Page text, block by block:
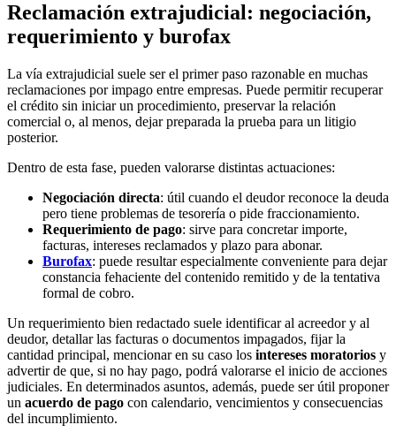
Reclamación extrajudicial: negociación,
requerimiento y burofax
La vía extrajudicial suele ser el primer paso razonable en muchas
reclamaciones por impago entre empresas. Puede permitir recuperar
el crédito sin iniciar un procedimiento, preservar la relación
comercial o, al menos, dejar preparada la prueba para un litigio
posterior.
Dentro de esta fase, pueden valorarse distintas actuaciones:
Negociación directa: útil cuando el deudor reconoce la deuda
pero tiene problemas de tesorería o pide fraccionamiento.
Requerimiento de pago: sirve para concretar importe,
facturas, intereses reclamados y plazo para abonar.
Burofax: puede resultar especialmente conveniente para dejar
constancia fehaciente del contenido remitido y de la tentativa
formal de cobro.
Un requerimiento bien redactado suele identificar al acreedor y al
deudor, detallar las facturas o documentos impagados, fijar la
cantidad principal, mencionar en su caso los intereses moratorios y
advertir de que, si no hay pago, podrá valorarse el inicio de acciones
judiciales. En determinados asuntos, además, puede ser útil proponer
un acuerdo de pago con calendario, vencimientos y consecuencias
del incumplimiento.